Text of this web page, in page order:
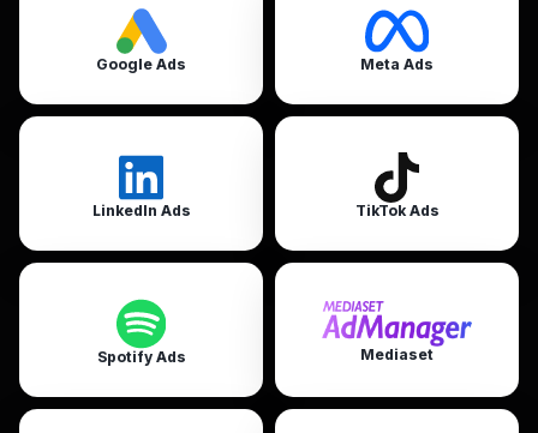
Google Ads Meta Ads
LinkedIn Ads TikTok Ads
Spotify Ads Mediaset